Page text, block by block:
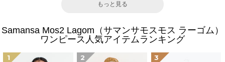
もっと見る
Samansa Mos2 Lagom（サマンサモスモス ラーゴム）
ワンピース人気アイテムランキング
1 2 3